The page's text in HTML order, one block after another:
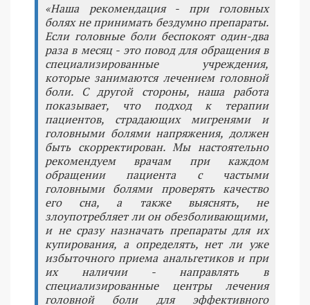
«Наша рекомендация - при головных
болях не принимать бездумно препараты.
Если головные боли беспокоят один-два
раза в месяц - это повод для обращения в
специализированные учреждения,
которые занимаются лечением головной
боли. С другой стороны, наша работа
показывает, что подход к терапии
пациентов, страдающих мигренями и
головными болями напряжения, должен
быть скорректирован. Мы настоятельно
рекомендуем врачам при каждом
обращении пациента с частыми
головными болями проверять качество
его сна, а также выяснять, не
злоупотребляет ли он обезболивающими,
и не сразу назначать препараты для их
купирования, а определять, нет ли уже
избыточного приема анальгетиков и при
их наличии - направлять в
специализированные центры лечения
головной боли для эффективного